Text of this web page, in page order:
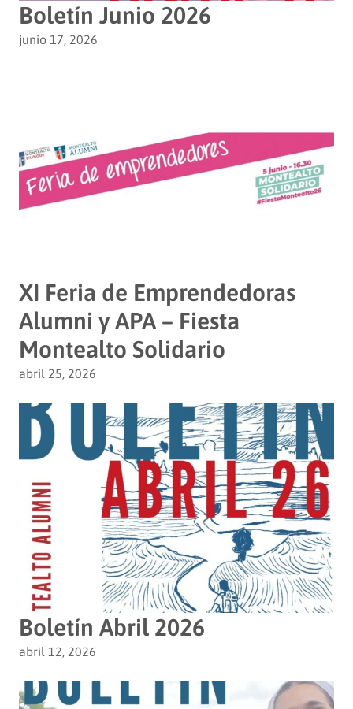
Boletín Junio 2026
junio 17, 2026
XI Feria de Emprendedoras
Alumni y APA – Fiesta
Montealto Solidario
abril 25, 2026
Boletín Abril 2026
abril 12, 2026